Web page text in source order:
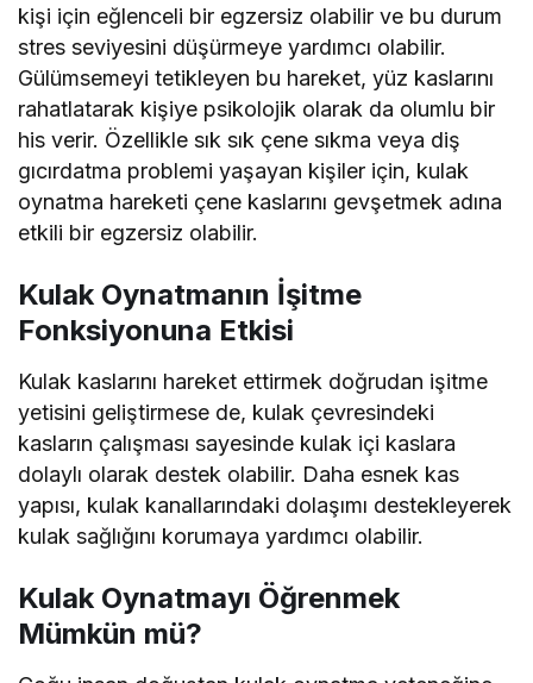
kişi için eğlenceli bir egzersiz olabilir ve bu durum
stres seviyesini düşürmeye yardımcı olabilir.
Gülümsemeyi tetikleyen bu hareket, yüz kaslarını
rahatlatarak kişiye psikolojik olarak da olumlu bir
his verir. Özellikle sık sık çene sıkma veya diş
gıcırdatma problemi yaşayan kişiler için, kulak
oynatma hareketi çene kaslarını gevşetmek adına
etkili bir egzersiz olabilir.
Kulak Oynatmanın İşitme
Fonksiyonuna Etkisi
Kulak kaslarını hareket ettirmek doğrudan işitme
yetisini geliştirmese de, kulak çevresindeki
kasların çalışması sayesinde kulak içi kaslara
dolaylı olarak destek olabilir. Daha esnek kas
yapısı, kulak kanallarındaki dolaşımı destekleyerek
kulak sağlığını korumaya yardımcı olabilir.
Kulak Oynatmayı Öğrenmek
Mümkün mü?